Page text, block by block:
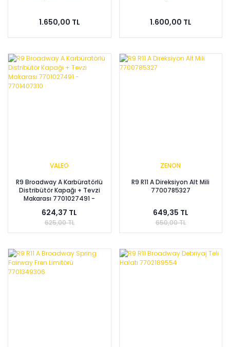
1.650,00 TL 1.600,00 TL
VALEO
R9 Broadway A Karbüratörlü
Distribütör Kapağı + Tevzi
Makarası 7701027491 -
624,37 TL
625,00 TL
ZENON
R9 R11 A Direksiyon Alt Mili
7700785327
649,35 TL
650,00 TL